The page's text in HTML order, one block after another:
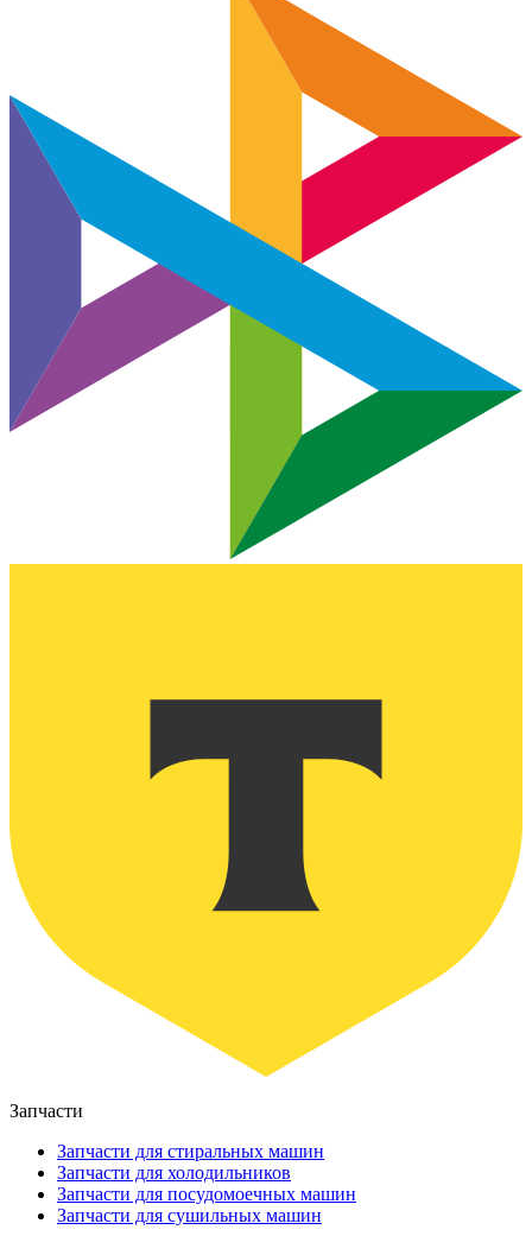
Запчасти
Запчасти для стиральных машин
Запчасти для холодильников
Запчасти для посудомоечных машин
Запчасти для сушильных машин